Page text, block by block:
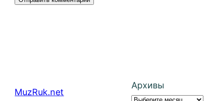
MuzRuk.net
Архивы